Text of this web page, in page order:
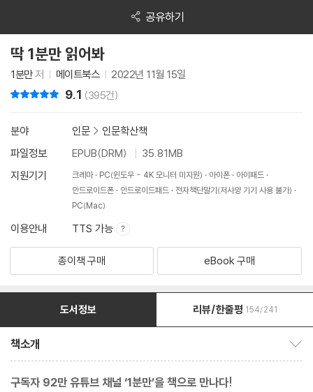
공유하기
딱 1분만 읽어봐
1분만저 메이트북스 2022년 11월 15일
9.1 (395건)
분야 인문 > 인문학산책
파일정보
EPUB(DRM)
35.81MB
지원기기
크레마 PC(윈도우 - 4K 모니터 미지원) 아이폰
아이패드
안드로이드폰
안드로이드패드
전자책단말기(저사양 기기 사용 불가)
PC(Mac)
이용안내 TTS 가능
종이책 구매 eBook 구매
도서정보 리뷰/한줄평 154/241
책소개
구독자 92만 유튜브 채널 ‘1분만’을 책으로 만나다!